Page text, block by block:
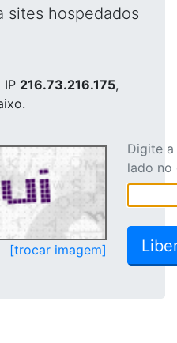
sites hospedados
IP 216.73.216.175,
[trocar imagem]
Digite
lado no